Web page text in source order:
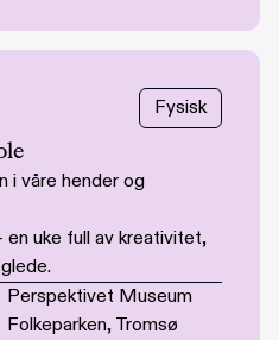
Fysisk
i våre hender og
en uke full av kreativitet,
Perspektivet Museum
Folkeparken, Tromsø